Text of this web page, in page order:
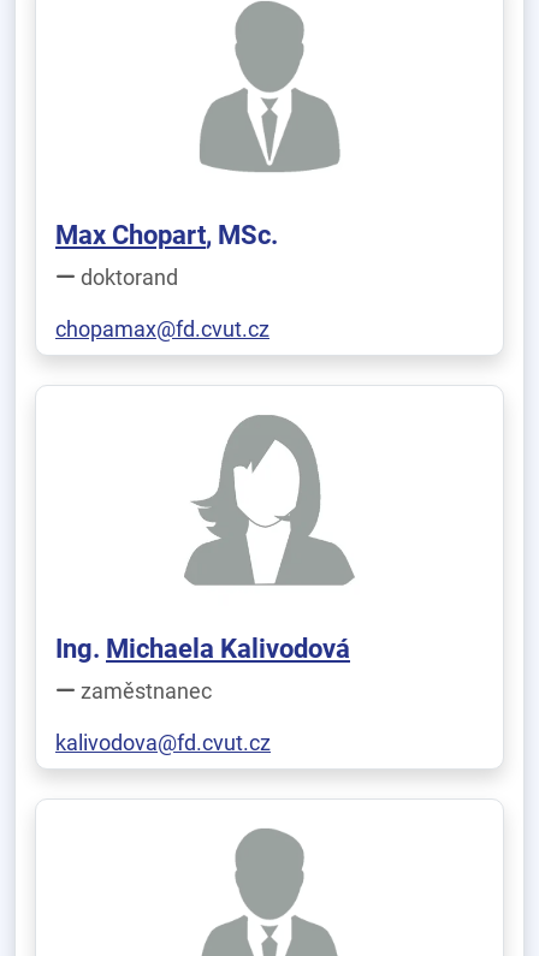
Max Chopart, MSc.
doktorand
chopamax@fd.cvut.cz
Ing. Michaela Kalivodová
zaměstnanec
kalivodova@fd.cvut.cz